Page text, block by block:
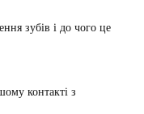
зубів і до чого це
контакті з